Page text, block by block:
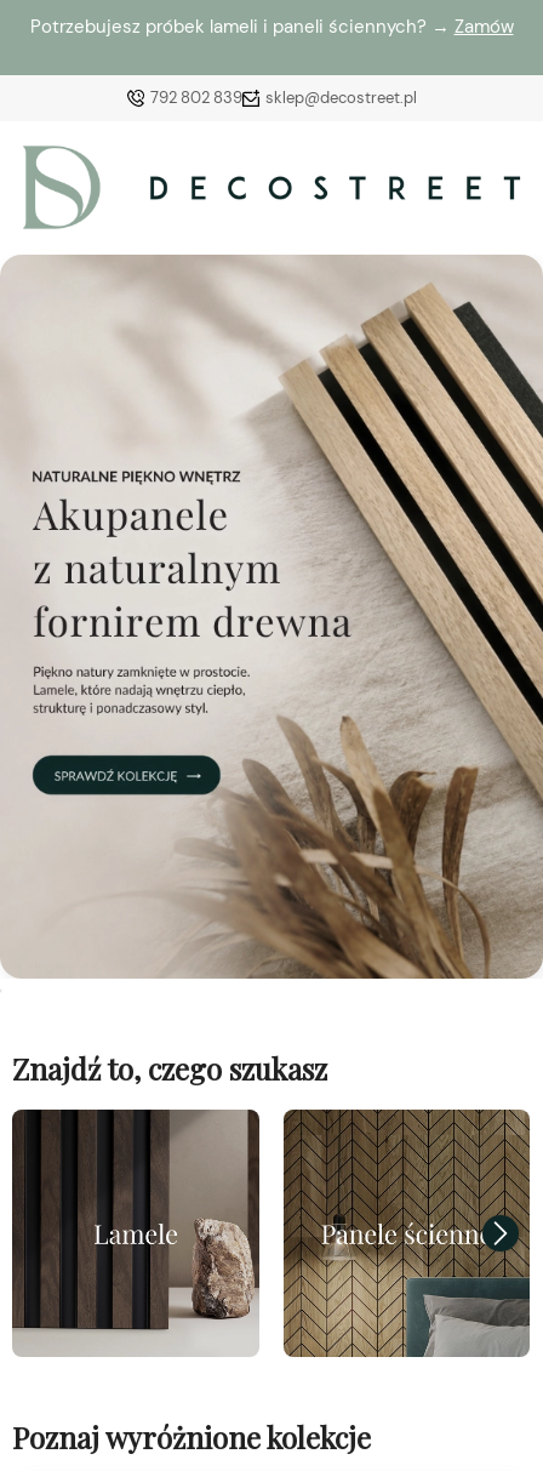
Potrzebujesz próbek lameli i paneli ściennych? → Zamów
792 802 839 sklep@decostreet.pl
Załóż konto
Wybierz coś dla siebie z naszej aktualnej oferty lub
zaloguj się, aby przywrócić dodane produkty do listy
z poprzedniej sesji.
Znajdź to, czego szukasz
Poznaj wyróżnione kolekcje